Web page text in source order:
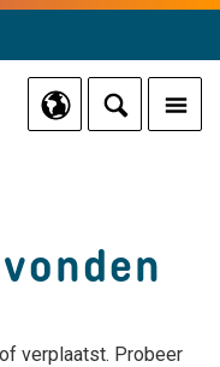
verplaatst. Probeer